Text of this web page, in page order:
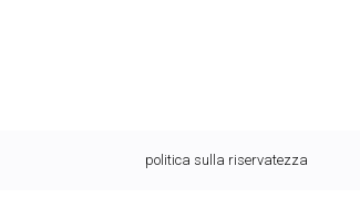
politica sulla riservatezza